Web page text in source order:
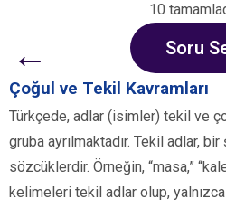
10
← Soru
Çoğul ve Tekil Kavramları
Türkçede, adlar (isimler) tekil ve
gruba ayrılmaktadır. Tekil adlar,
sözcüklerdir. Örneğin, “masa,”
kelimeleri tekil adlar olup,